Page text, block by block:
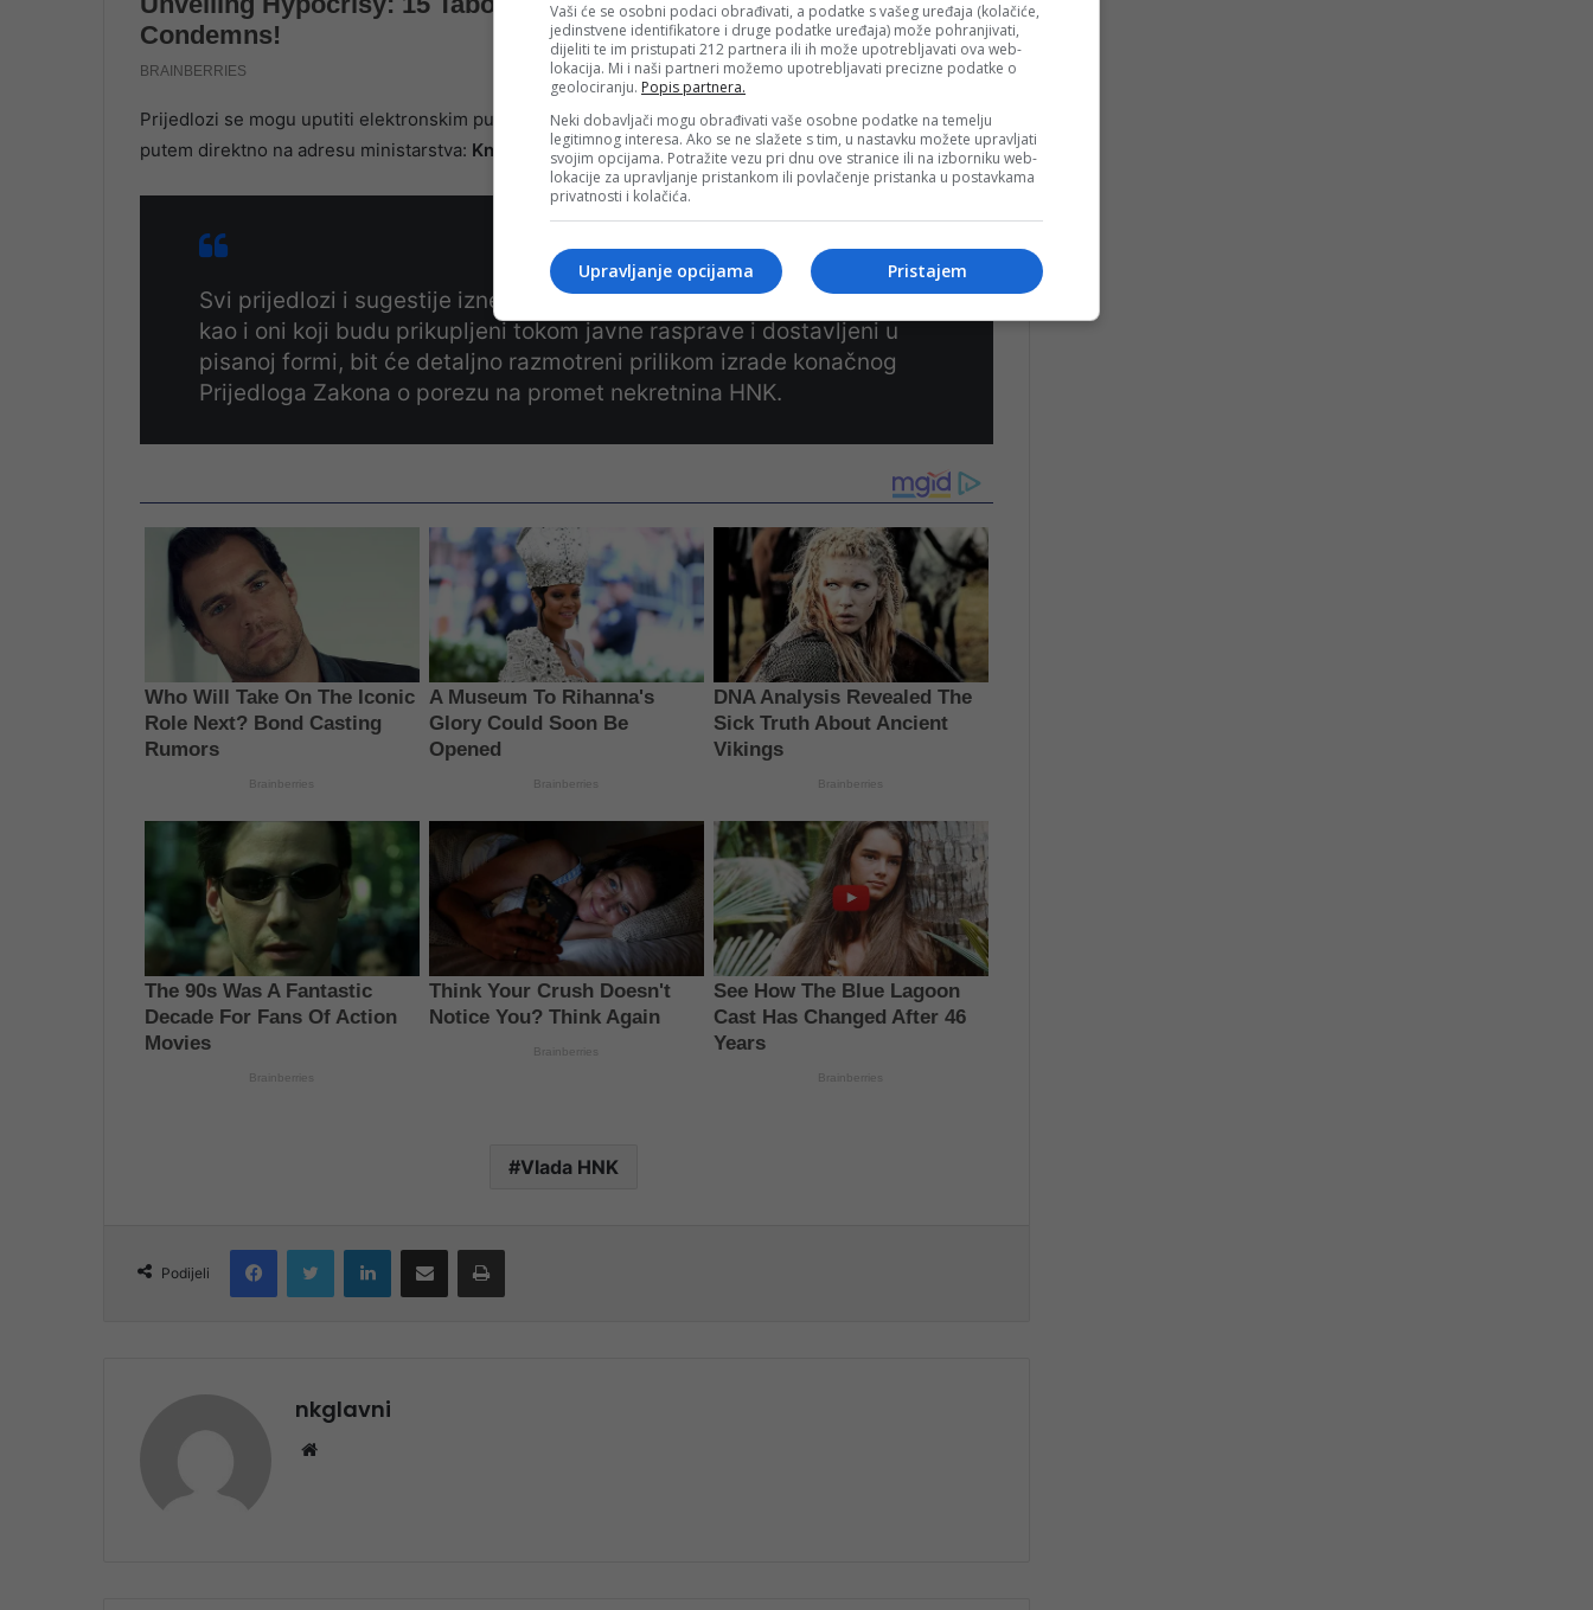
Prijedlozi se mogu uputiti elektronskim putem na e-mail adresukabinet@mfhnk.gov.baili pisanim
putem direktno na adresu ministarstva: Kneza Domagoja bb, Mostar.
Svi prijedlozi i sugestije izneseni tokom skupštinskog zasjedanja,
kao i oni koji budu prikupljeni tokom javne rasprave i dostavljeni u
pisanoj formi, bit će detaljno razmotreni prilikom izrade konačnog
Prijedloga Zakona o porezu na promet nekretnina HNK.
Vlada HNK
Podijeli
FacebookTwitter LinkedInShare via Email Print
nkglavni
Vaši će se osobni podaci obrađivati, a podatke s vašeg uređaja (kolačiće,
jedinstvene identifikatore i druge podatke uređaja) može pohranjivati,
dijeliti te im pristupati 212 partnera ili ih može upotrebljavati ova web-
lokacija. Mi i naši partneri možemo upotrebljavati precizne podatke o
geolociranju. Popis partnera.
Neki dobavljači mogu obrađivati vaše osobne podatke na temelju
legitimnog interesa. Ako se ne slažete s tim, u nastavku možete upravljati
svojim opcijama. Potražite vezu pri dnu ove stranice ili na izborniku web-
lokacije za upravljanje pristankom ili povlačenje pristanka u postavkama
privatnosti i kolačića.
Pristajem
Upravljanje opcijama